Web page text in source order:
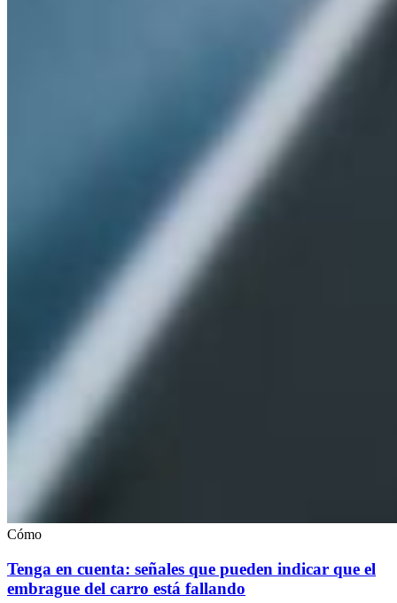
Cómo
Tenga en cuenta: señales que pueden indicar que el
embrague del carro está fallando